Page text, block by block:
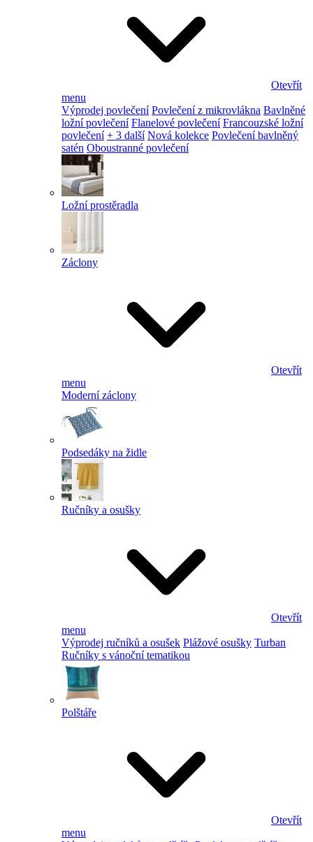
Otevřít
menu
Výprodej povlečení Povlečení z mikrovlákna Bavlněné
ložní povlečení Flanelové povlečení Francouzské ložní
povlečení + 3 další Nová kolekce Povlečení bavlněný
satén Oboustranné povlečení
Ložní prostěradla
Záclony
Otevřít
menu
Moderní záclony
Podsedáky na židle
Ručníky a osušky
Otevřít
menu
Výprodej ručníků a osušek Plážové osušky Turban
Ručníky s vánoční tematikou
Polštáře
Otevřít
menu